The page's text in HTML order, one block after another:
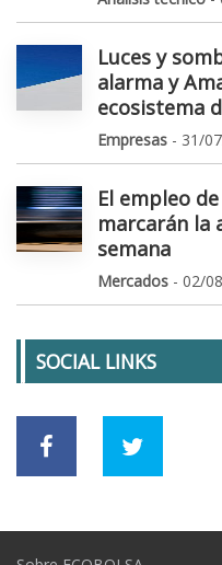
Luces y
alarma y
ecosistema
Empresas - 31/
El empleo
marcarán la
semana
Mercados - 02/
SOCIAL LINKS